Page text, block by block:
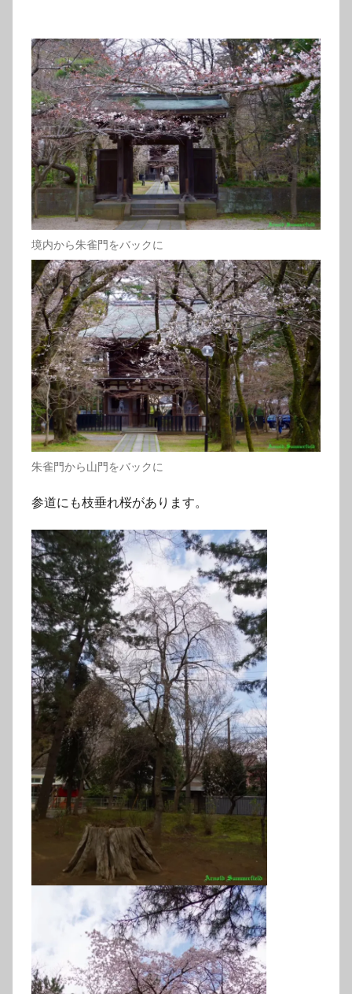
境内から朱雀門をバックに
朱雀門から山門をバックに
参道にも枝垂れ桜があります。